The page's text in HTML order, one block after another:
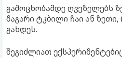
გამოცხობამდე ღვეზელებს
მაგარი ტკბილი ჩაი ან
გახდეს.
შეგიძლიათ